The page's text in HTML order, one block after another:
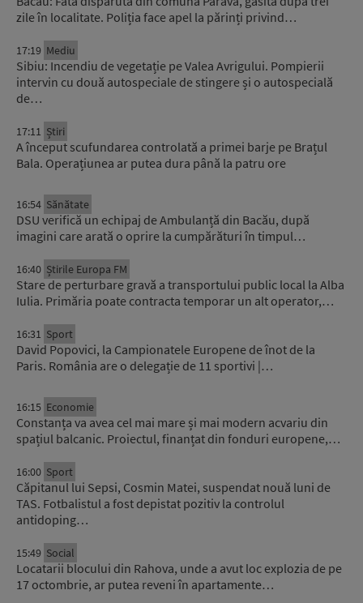
zile în localitate. Poliția face apel la părinți privind…
17:19 Mediu
Sibiu: Incendiu de vegetație pe Valea Avrigului. Pompierii
intervin cu două autospeciale de stingere și o autospecială
de…
17:11 Știri
A început scufundarea controlată a primei barje pe Brațul
Bala. Operațiunea ar putea dura până la patru ore
16:54 Sănătate
DSU verifică un echipaj de Ambulanță din Bacău, după
imagini care arată o oprire la cumpărături în timpul…
16:40 Știrile Europa FM
Stare de perturbare gravă a transportului public local la Alba
Iulia. Primăria poate contracta temporar un alt operator,…
16:31 Sport
David Popovici, la Campionatele Europene de înot de la
Paris. România are o delegație de 11 sportivi |…
16:15 Economie
Constanța va avea cel mai mare și mai modern acvariu din
spațiul balcanic. Proiectul, finanțat din fonduri europene,…
16:00 Sport
Căpitanul lui Sepsi, Cosmin Matei, suspendat nouă luni de
TAS. Fotbalistul a fost depistat pozitiv la controlul
antidoping…
15:49 Social
Locatarii blocului din Rahova, unde a avut loc explozia de pe
17 octombrie, ar putea reveni în apartamente…